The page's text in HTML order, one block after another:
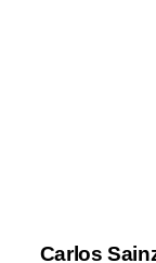
Carlos